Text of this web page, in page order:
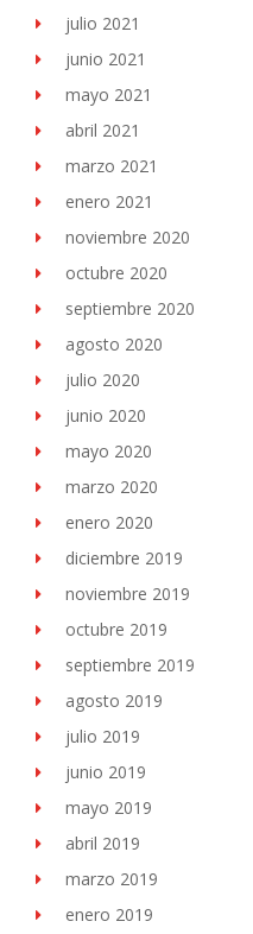
julio 2021
junio 2021
mayo 2021
abril 2021
marzo 2021
enero 2021
noviembre 2020
octubre 2020
septiembre 2020
agosto 2020
julio 2020
junio 2020
mayo 2020
marzo 2020
enero 2020
diciembre 2019
noviembre 2019
octubre 2019
septiembre 2019
agosto 2019
julio 2019
junio 2019
mayo 2019
abril 2019
marzo 2019
enero 2019